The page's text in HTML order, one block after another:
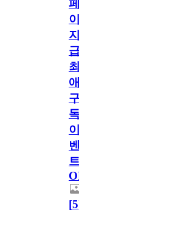
페
이
지
급!
최
애
구
독
이
벤
트
OPEN!
[5]